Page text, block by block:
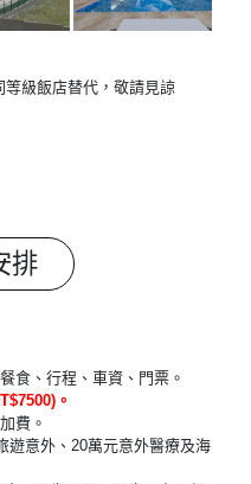
級飯店替代，敬請見諒
排
食、行程、車資、門票。
。
費。
遊意外、20萬元意外醫療及海